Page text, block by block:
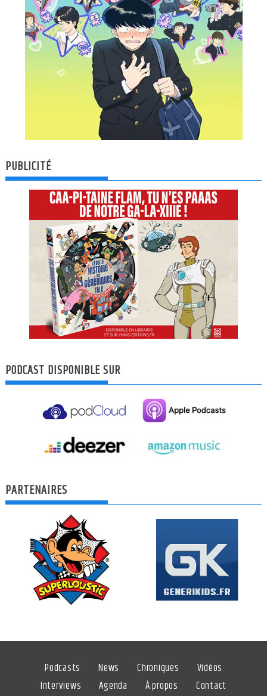
PUBLICITÉ
PODCAST DISPONIBLE SUR
PARTENAIRES
Podcasts News Chroniques
Vidéos
Interviews
Agenda À propos Contact